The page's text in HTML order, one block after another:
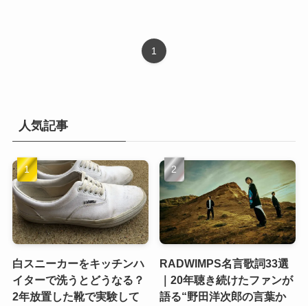
1
人気記事
白スニーカーをキッチンハ
イターで洗うとどうなる？
2年放置した靴で実験して
RADWIMPS名言歌詞33選
｜20年聴き続けたファンが
語る“野田洋次郎の言葉か